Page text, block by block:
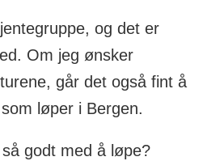
og det er
Om jeg ønsker
går det også fint å
løper i Bergen.
godt med å løpe?